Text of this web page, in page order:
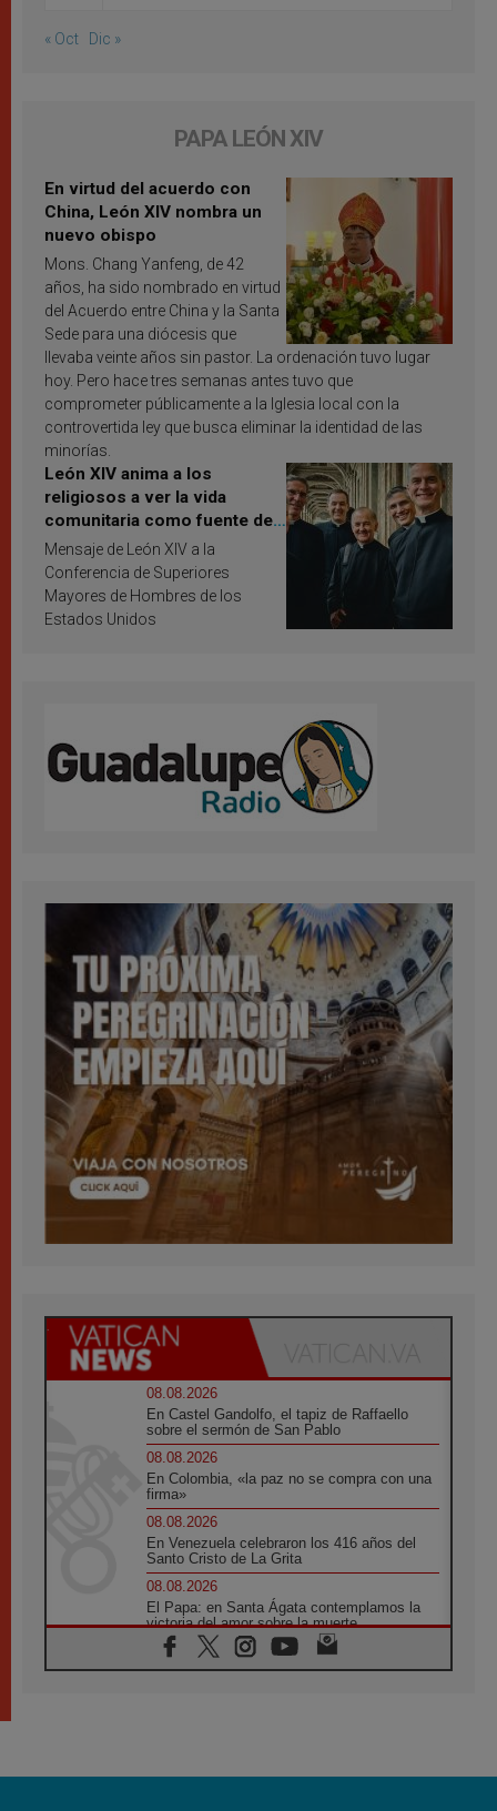
« Oct Dic »
PAPA LEÓN XIV
En virtud del acuerdo con
China, León XIV nombra un
nuevo obispo
Mons. Chang Yanfeng, de 42
años, ha sido nombrado en virtud
del Acuerdo entre China y la Santa
Sede para una diócesis que
llevaba veinte años sin pastor. La ordenación tuvo lugar
hoy. Pero hace tres semanas antes tuvo que
comprometer públicamente a la Iglesia local con la
controvertida ley que busca eliminar la identidad de las
minorías.
León XIV anima a los
religiosos a ver la vida
comunitaria como fuente de
inspiración y santificación
Mensaje de León XIV a la
Conferencia de Superiores
Mayores de Hombres de los
Estados Unidos
08.08.2026
En Castel Gandolfo, el tapiz de Raffaello
sobre el sermón de San Pablo
08.08.2026
En Colombia, «la paz no se compra con una
firma»
08.08.2026
En Venezuela celebraron los 416 años del
Santo Cristo de La Grita
08.08.2026
El Papa: en Santa Ágata contemplamos la
victoria del amor sobre la muerte
08.08.2026
León XIV visitará el Santuario de la Madre
07.08.2026